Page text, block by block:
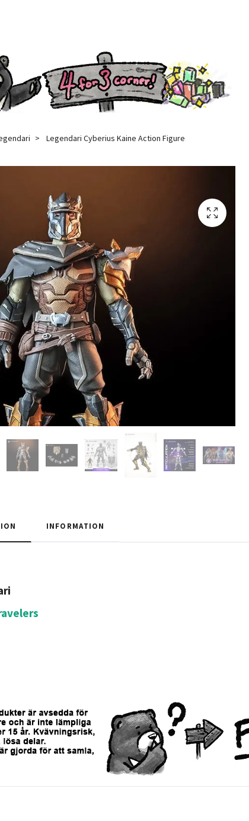
Legendari Cyberius Kaine Action Figure
INFORMATION